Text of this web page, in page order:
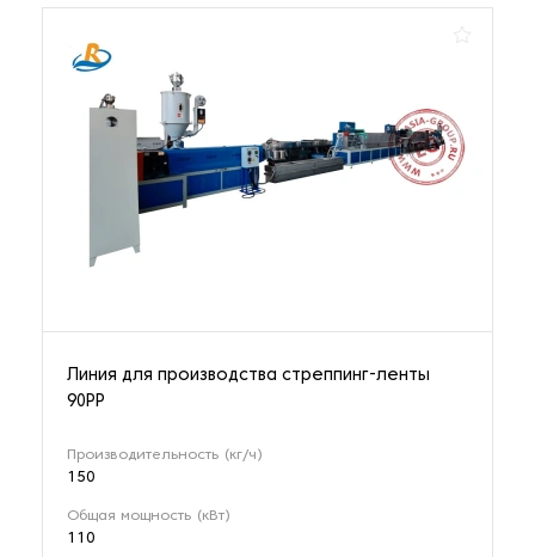
Линия для производства стреппинг-ленты
90PP
Производительность (кг/ч)
150
Общая мощность (кВт)
110